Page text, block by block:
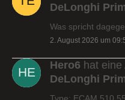
DeLonghi
Was spricht
2. August 2026 um
Hero6 hat eine
DeLonghi
Type: ECAM